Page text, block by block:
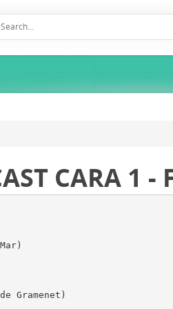
CARA 1